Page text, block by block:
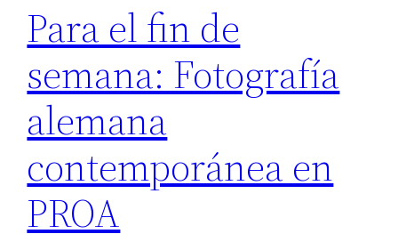
Para el fin de
semana: Fotografía
alemana
contemporánea en
PROA